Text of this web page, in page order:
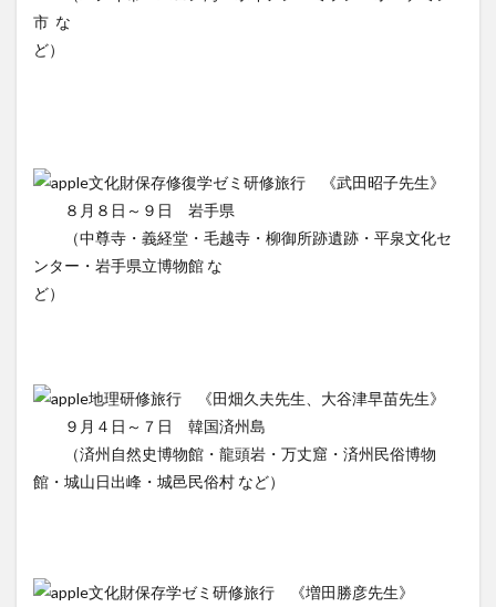
市 な
ど）
文化財保存修復学ゼミ研修旅行 《武田昭子先生》
８月８日～９日 岩手県
（中尊寺・義経堂・毛越寺・柳御所跡遺跡・平泉文化セ
ンター・岩手県立博物館 な
ど）
地理研修旅行 《田畑久夫先生、大谷津早苗先生》
９月４日～７日 韓国済州島
（済州自然史博物館・龍頭岩・万丈窟・済州民俗博物
館・城山日出峰・城邑民俗村 など）
文化財保存学ゼミ研修旅行 《増田勝彦先生》